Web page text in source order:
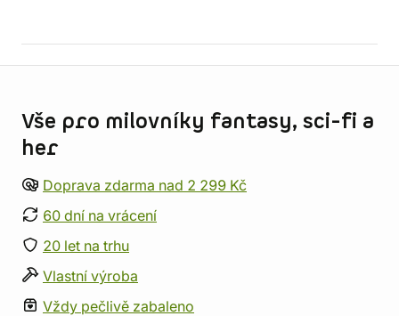
Vše pro milovníky fantasy, sci-fi a
her
Doprava zdarma nad 2 299 Kč
60 dní na vrácení
20 let na trhu
Vlastní výroba
Vždy pečlivě zabaleno